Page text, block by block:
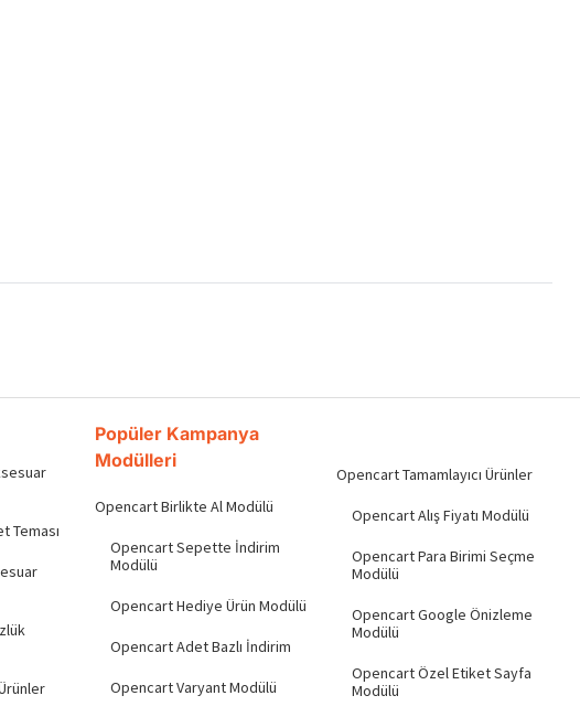
Teması
Popüler Kampanya
Modülleri
Opencart Birlikte Al Modülü
Opencart Sepette İndirim
Modülü
Opencart Hediye Ürün Modülü
Opencart Adet Bazlı İndirim
Opencart Varyant Modülü
Opencart Tamamlayıcı Ürünler
Opencart Alış Fiyatı Modülü
Opencart Para Birimi Seçme
Modülü
Opencart Google Önizleme
Modülü
Opencart Özel Etiket Sayfa
Modülü